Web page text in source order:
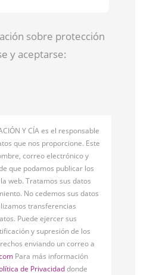
sobre protección
y aceptarse:
Y CÍA es el responsable
que nos proporcione. Este
correo electrónico y
que podamos publicar los
web. Tratamos sus datos
No cedemos sus datos
transferencias
Puede ejercer sus
y supresión de los
enviando un correo a
Para más información
de Privacidaddonde